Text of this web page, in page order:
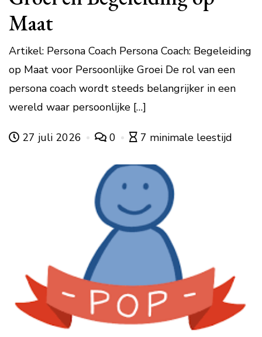
Maat
Artikel: Persona Coach Persona Coach: Begeleiding
op Maat voor Persoonlijke Groei De rol van een
persona coach wordt steeds belangrijker in een
wereld waar persoonlijke […]
27 juli 2026 0 7 minimale leestijd